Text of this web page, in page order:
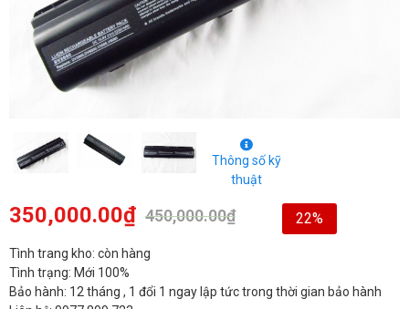
Thông số kỹ
thuật
450,000.00₫
350,000.00₫ 22%
Tình trang kho: còn hàng
Tình trạng: Mới 100%
Bảo hành: 12 tháng , 1 đổi 1 ngay lập tức trong thời gian bảo hành